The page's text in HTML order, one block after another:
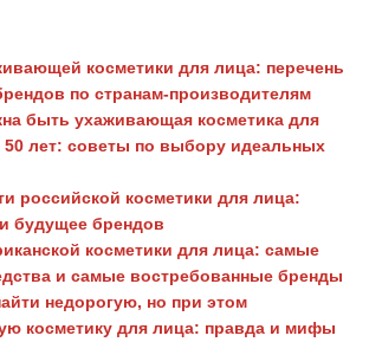
косметики для лица: перечень
по странам-производителям
быть ухаживающая косметика для
50 лет: советы по выбору идеальных
российской косметики для лица:
будущее брендов
косметики для лица: самые
и самые востребованные бренды
недорогую, но при этом
косметику для лица: правда и мифы